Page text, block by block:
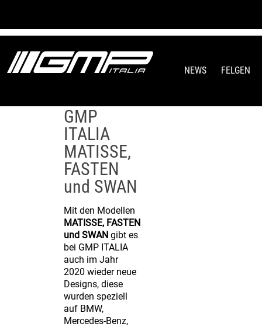
NEWS FELGEN
Neue
GMP
ITALIA
MATISSE,
FASTEN
und SWAN
Mit den Modellen
MATISSE, FASTEN
und SWANgibt es
bei GMP ITALIA
auch im Jahr
2020 wieder neue
Designs, diese
wurden speziell
auf BMW,
Mercedes-Benz,